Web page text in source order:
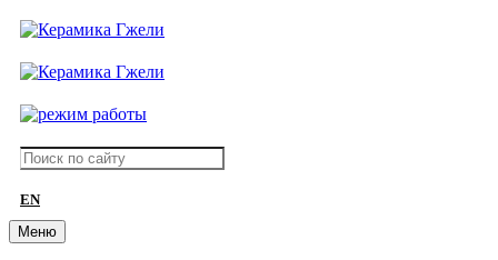
EN
Меню